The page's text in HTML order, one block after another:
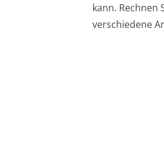
kann. Rechnen
verschiedene